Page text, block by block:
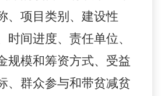
、项目类别、建设性
时间进度、责任单位、
规模和筹资方式、受益
、群众参与和带贫减贫